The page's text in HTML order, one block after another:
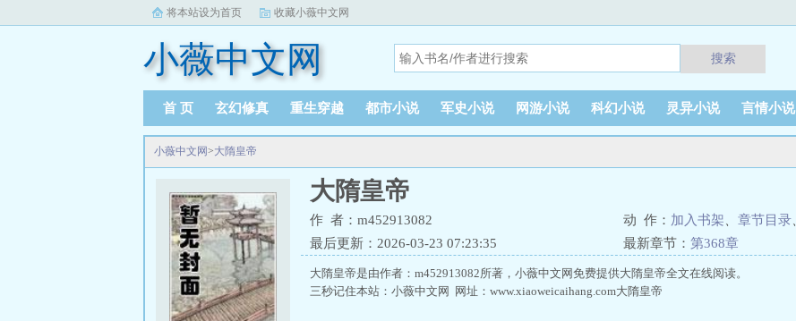
将本站设为首页 收藏小薇中文网
小薇中文网 搜索
首 页 玄幻修真 重生穿越 都市小说 军史小说 网游小说 科幻小说 灵异小说 言情小说
小薇中文网>大隋皇帝
大隋皇帝
作 者：m452913082 动 作： 加入书架 章节目录
最后更新：2026-03-23 07:23:35
最新章节： 第368章
大隋皇帝是由作者：m452913082所著，小薇中文网免费提供大隋皇帝全文在线阅读。
三秒记住本站：小薇中文网 网址：www.xiaoweicaihang.com大隋皇帝